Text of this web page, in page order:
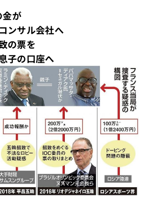
が
ンサル会社へ
の票を
子の口座へ